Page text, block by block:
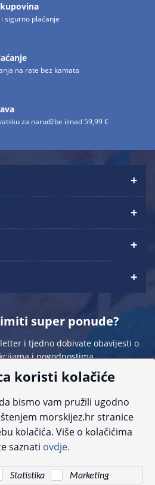
sigurno plaćanje
na rate bez kamata
za narudžbe iznad 59,99 €
super ponude?
i tjedno dobivate obavijesti o
i pogodnostima
Pokušavamo osigurati što preciznije
ograničenja ne možemo garantirati potpunu
+385 23 231 761ili e-maila:info@morskijez.hr
koristi kolačiće
bismo vam pružili ugodno
morskijez.hr stranice
kolačića. Više o kolačićima
saznati ovdje.
Statistika Marketing